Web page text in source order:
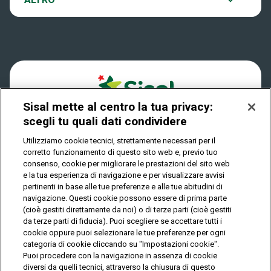
Play Your Date
Privacy
IL GIOCO È VIETATO AI MINORI E PUÒ CAUSARE
DIPENDENZA PATOLOGICA
© Copyright Sisal Italia S.p.A. - P.I. 02433760135
Privacy Cookies
Mappa
del
sito
Sisal mette al centro la tua privacy:
scegli tu quali dati condividere
Utilizziamo cookie tecnici, strettamente necessari per il
corretto funzionamento di questo sito web e, previo tuo
consenso, cookie per migliorare le prestazioni del sito web
e la tua esperienza di navigazione e per visualizzare avvisi
pertinenti in base alle tue preferenze e alle tue abitudini di
navigazione. Questi cookie possono essere di prima parte
(cioè gestiti direttamente da noi) o di terze parti (cioè gestiti
da terze parti di fiducia). Puoi scegliere se accettare tutti i
cookie oppure puoi selezionare le tue preferenze per ogni
categoria di cookie cliccando su "Impostazioni cookie".
Puoi procedere con la navigazione in assenza di cookie
diversi da quelli tecnici, attraverso la chiusura di questo